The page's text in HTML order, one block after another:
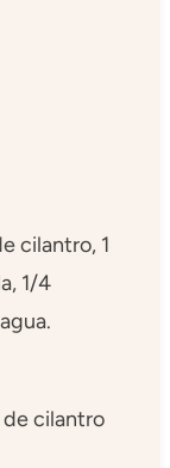
cilantro, 1
1/4
de cilantro